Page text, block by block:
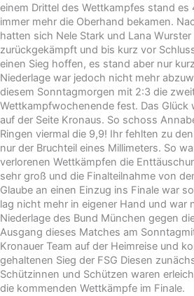
einem Drittel des Wettkampfes stand es
immer mehr die Oberhand bekamen.
hatten sich Nele Stark und Lana
zurückgekämpft und bis kurz vor
einen Sieg hoffen, es stand aber nur
Niederlage war jedoch nicht mehr
diesem Sonntagmorgen mit 2:3 die
Wettkampfwochenende fest. Das Glück
auf der Seite Kronaus. So schoss
Ringen viermal die 9,9! Ihr fehlten zu
nur der Bruchteil eines Millimeters. So
verlorenen Wettkämpfen die
sehr groß und die Finalteilnahme von
Glaube an einen Einzug ins Finale war
lag nicht mehr in eigener Hand und war
Niederlage des Bund München gegen
Ausgang dieses Matches am
Kronauer Team auf der Heimreise und
gehaltenen Sieg der FSG Diesen
Schützinnen und Schützen waren
die kommenden Wettkämpfe im Finale.